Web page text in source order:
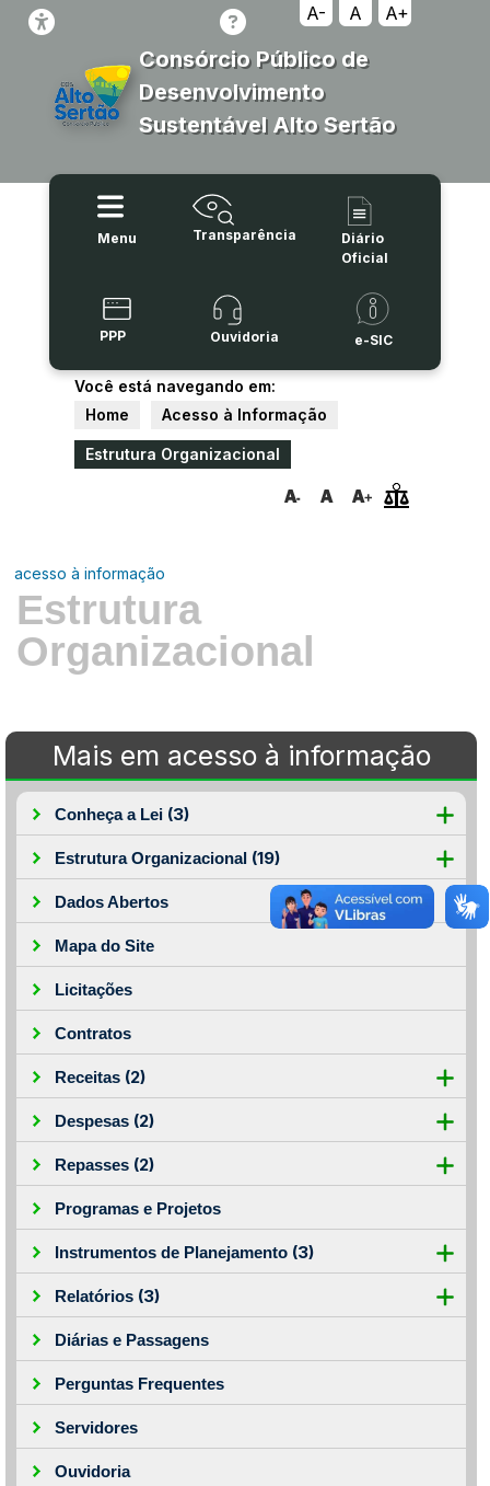
A- A A+
Consórcio Público de
Desenvolvimento
Sustentável Alto Sertão
Menu Transparência
Diário
Oficial
PPP Ouvidoria e-SIC
Você está navegando em:
Home
Acesso à Informação
Estrutura Organizacional
acesso à informação
Estrutura
Organizacional
Mais em acesso à informação
Conheça a Lei (3)
Estrutura Organizacional (19)
Dados Abertos
Mapa do Site
Licitações
Contratos
Receitas (2)
Despesas (2)
Repasses (2)
Programas e Projetos
Instrumentos de Planejamento (3)
Relatórios (3)
Diárias e Passagens
Perguntas Frequentes
Servidores
Ouvidoria